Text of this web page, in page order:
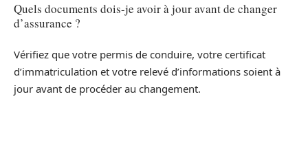
Quels documents dois-je avoir à jour avant de changer
d’assurance ?
Vérifiez que votre permis de conduire, votre certificat
d’immatriculation et votre relevé d’informations soient à
jour avant de procéder au changement.